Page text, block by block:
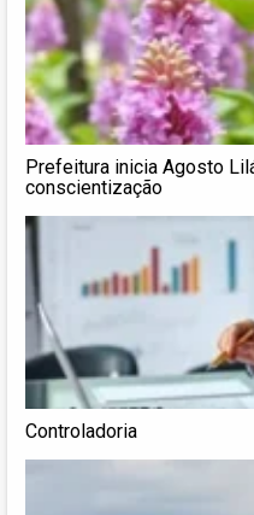
Prefeitura inicia Agosto
conscientização
Controladoria